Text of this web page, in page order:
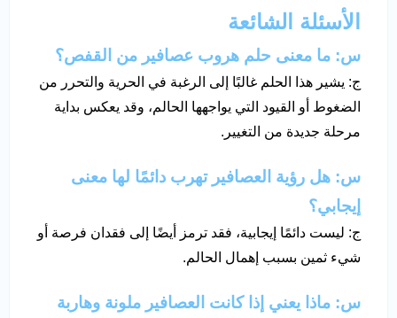
الأسئلة الشائعة
س: ما معنى حلم هروب عصافير من القفص؟
ج: يشير هذا الحلم غالبًا إلى الرغبة في الحرية والتحرر من
الضغوط أو القيود التي يواجهها الحالم، وقد يعكس بداية
مرحلة جديدة من التغيير.
س: هل رؤية العصافير تهرب دائمًا لها معنى
إيجابي؟
ج: ليست دائمًا إيجابية، فقد ترمز أيضًا إلى فقدان فرصة أو
شيء ثمين بسبب إهمال الحالم.
س: ماذا يعني إذا كانت العصافير ملونة وهاربة